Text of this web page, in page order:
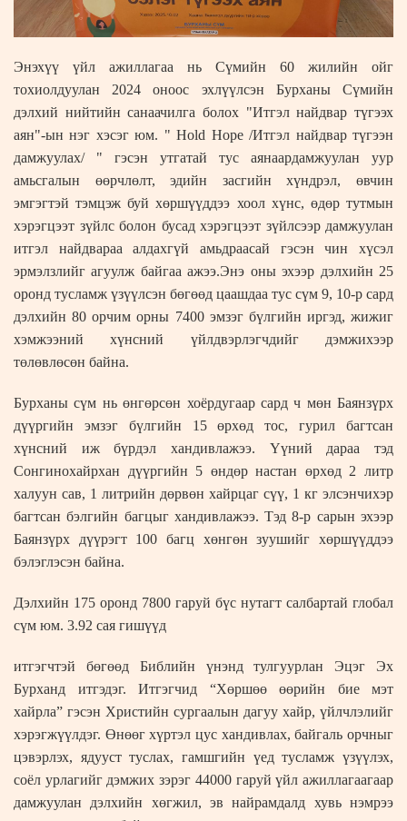
Энэхүү үйл ажиллагаа нь Сүмийн 60 жилийн ойг
тохиолдуулан 2024 оноос эхлүүлсэн Бурханы Сүмийн
дэлхий нийтийн санаачилга болох "Итгэл найдвар түгээх
аян"-ын нэг хэсэг юм. " Hold Hope /Итгэл найдвар түгээн
дамжуулах/ " гэсэн утгатай тус аянаардамжуулан уур
амьсгалын өөрчлөлт, эдийн засгийн хүндрэл, өвчин
эмгэгтэй тэмцэж буй хөршүүддээ хоол хүнс, өдөр тутмын
хэрэгцээт зүйлс болон бусад хэрэгцээт зүйлсээр дамжуулан
итгэл найдвараа алдахгүй амьдраасай гэсэн чин хүсэл
эрмэлзлийг агуулж байгаа ажээ.Энэ оны эхээр дэлхийн 25
оронд тусламж үзүүлсэн бөгөөд цаашдаа тус сүм 9, 10-р сард
дэлхийн 80 орчим орны 7400 эмзэг бүлгийн иргэд, жижиг
хэмжээний хүнсний үйлдвэрлэгчдийг дэмжихээр
төлөвлөсөн байна.
Бурханы сүм нь өнгөрсөн хоёрдугаар сард ч мөн Баянзүрх
дүүргийн эмзэг бүлгийн 15 өрхөд тос, гурил багтсан
хүнсний иж бүрдэл хандивлажээ. Үүний дараа тэд
Сонгинохайрхан дүүргийн 5 өндөр настан өрхөд 2 литр
халуун сав, 1 литрийн дөрвөн хайрцаг сүү, 1 кг элсэнчихэр
багтсан бэлгийн багцыг хандивлажээ. Тэд 8-р сарын эхээр
Баянзүрх дүүрэгт 100 багц хөнгөн зуушийг хөршүүддээ
бэлэглэсэн байна.
Дэлхийн 175 оронд 7800 гаруй бүс нутагт салбартай глобал
сүм юм. 3.92 сая гишүүд
итгэгчтэй бөгөөд Библийн үнэнд тулгуурлан Эцэг Эх
Бурханд итгэдэг. Итгэгчид “Хөршөө өөрийн бие мэт
хайрла” гэсэн Христийн сургаалын дагуу хайр, үйлчлэлийг
хэрэгжүүлдэг. Өнөөг хүртэл цус хандивлах, байгаль орчныг
цэвэрлэх, ядууст туслах, гамшгийн үед тусламж үзүүлэх,
соёл урлагийг дэмжих зэрэг 44000 гаруй үйл ажиллагаагаар
дамжуулан дэлхийн хөгжил, эв найрамдалд хувь нэмрээ